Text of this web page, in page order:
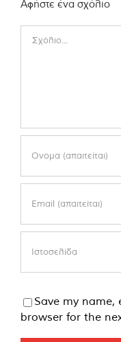
Αφήστε ένα σχόλιο
Save my
browser for the